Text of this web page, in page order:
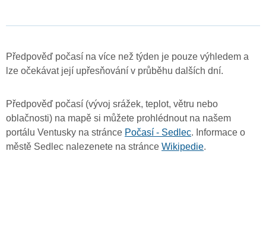
Předpověď počasí na více než týden je pouze výhledem a
lze očekávat její upřesňování v průběhu dalších dní.
Předpověď počasí (vývoj srážek, teplot, větru nebo
oblačnosti) na mapě si můžete prohlédnout na našem
portálu Ventusky na stránce Počasí - Sedlec. Informace o
městě Sedlec nalezenete na stránce Wikipedie.